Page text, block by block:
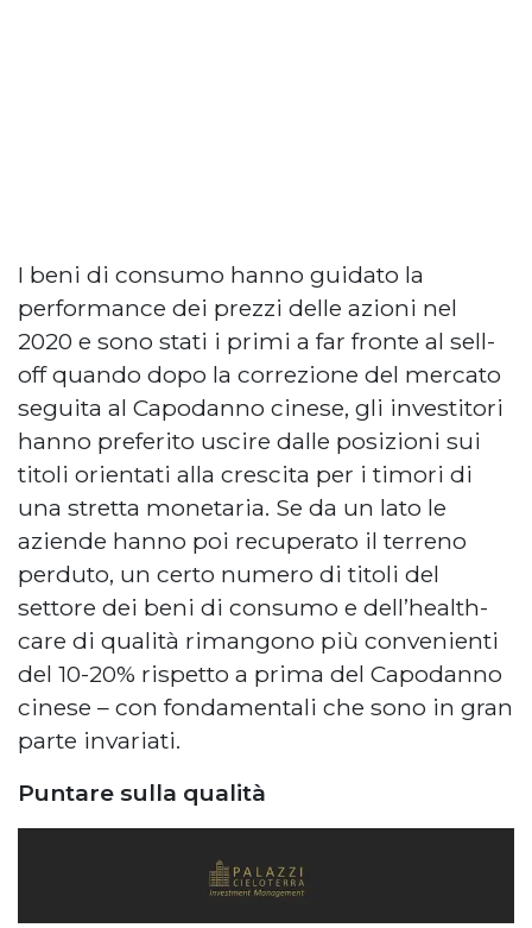
I beni di consumo hanno guidato la
performance dei prezzi delle azioni nel
2020 e sono stati i primi a far fronte al sell-
off quando dopo la correzione del mercato
seguita al Capodanno cinese, gli investitori
hanno preferito uscire dalle posizioni sui
titoli orientati alla crescita per i timori di
una stretta monetaria. Se da un lato le
aziende hanno poi recuperato il terreno
perduto, un certo numero di titoli del
settore dei beni di consumo e dell’health-
care di qualità rimangono più convenienti
del 10-20% rispetto a prima del Capodanno
cinese – con fondamentali che sono in gran
parte invariati.
Puntare sulla qualità